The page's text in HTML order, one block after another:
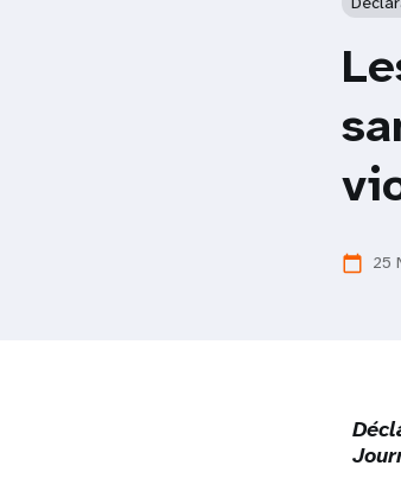
calendar_today 25